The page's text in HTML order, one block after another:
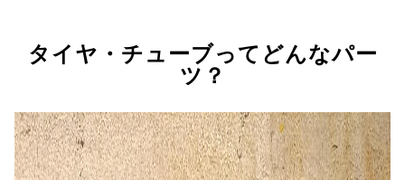
タイヤ・チューブってどんなパー
ツ？